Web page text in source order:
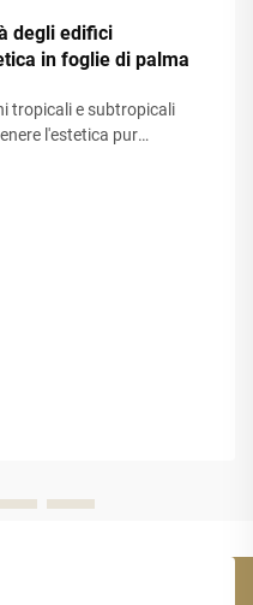
degli edifici
in foglie di palma
tropicali e subtropicali
l'estetica pur
quando esposti a